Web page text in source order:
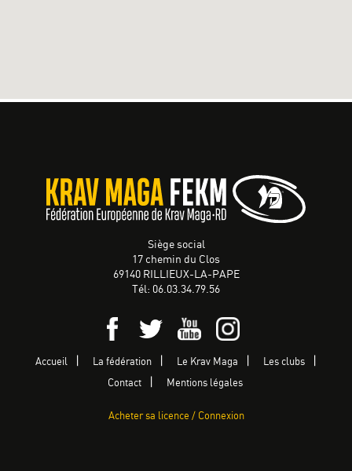
Siège social
17 chemin du Clos
69140 RILLIEUX-LA-PAPE
Tél: 06.03.34.79.56
Accueil La fédération Le Krav Maga Les clubs
Contact Mentions légales
Acheter sa licence / Connexion